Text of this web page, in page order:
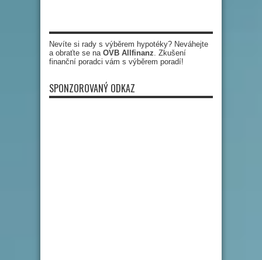
Nevíte si rady s výběrem hypotéky? Neváhejte
a obraťte se na OVB Allfinanz. Zkušení
finanční poradci vám s výběrem poradí!
SPONZOROVANÝ ODKAZ